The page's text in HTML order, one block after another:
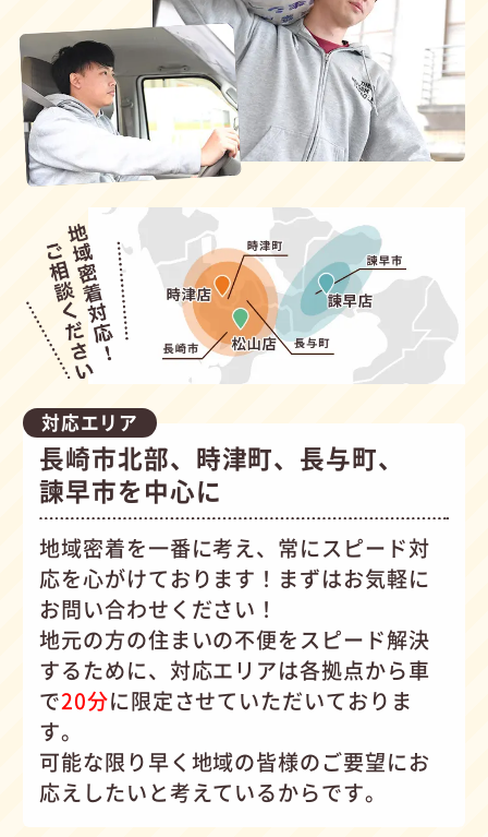
対応エリア
長崎市北部、時津町、長与町、
諫早市を中心に
地域密着を一番に考え、常にスピード対
応を心がけております！まずはお気軽に
お問い合わせください！
地元の方の住まいの不便をスピード解決
するために、対応エリアは各拠点から車
で20分に限定させていただいておりま
す。
可能な限り早く地域の皆様のご要望にお
応えしたいと考えているからです。